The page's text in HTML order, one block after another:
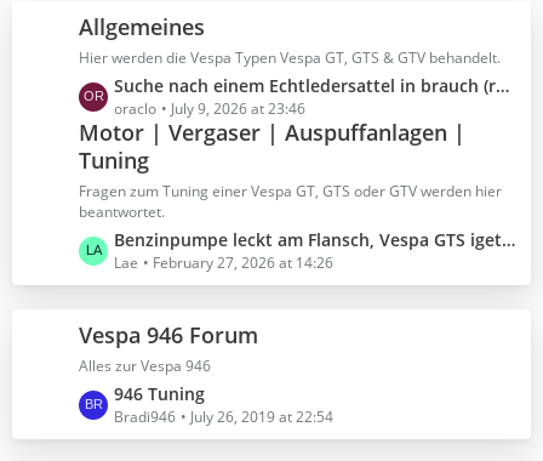
g
e
e
B
e
i
t
r
ä
g
e
Allgemeines
Hier werden die Vespa Typen Vespa GT, GTS & GTV behandelt.
L
e
t
z
t
e
B
e
i
r
g
e
Suche nach einem Echtledersattel in brauch (rötlich, tobacco) für Vespa GTS 300 Super Notte
oraclo July 9, 2026 at 23:46
Motor | Vergaser | Auspuffanlagen |
Tuning
Fragen zum Tuning einer Vespa GT, GTS oder GTV werden hier
beantwortet.
L
e
t
t
e
B
e
i
Benzinpumpe leckt am Flansch, Vespa GTS iget Abs BJ 2019, 6000 km
Lae February 27, 2026 at 14:26
Vespa 946 Forum
Alles zur Vespa 946
L
e
t
946 Tuning
Bradi946 July 26, 2019 at 22:54